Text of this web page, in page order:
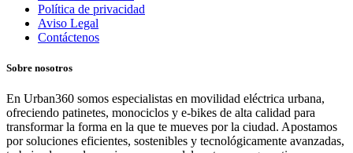
Política de privacidad
Aviso Legal
Contáctenos
Sobre nosotros
En Urban360 somos especialistas en movilidad eléctrica urbana,
ofreciendo patinetes, monociclos y e-bikes de alta calidad para
transformar la forma en la que te mueves por la ciudad. Apostamos
por soluciones eficientes, sostenibles y tecnológicamente avanzadas,